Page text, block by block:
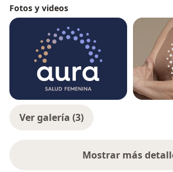
Fotos y videos
Ver galería (3)
Mostrar mássobre la